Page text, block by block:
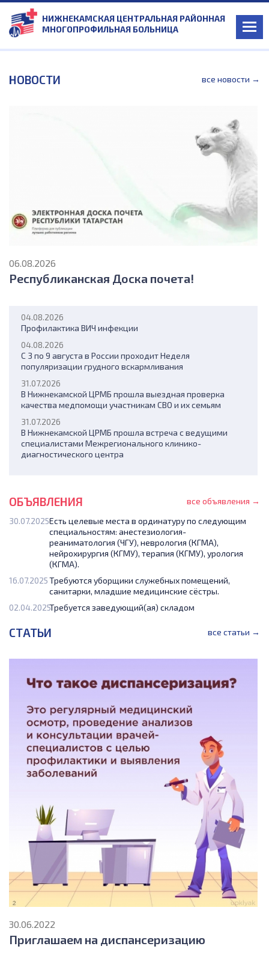
НИЖНЕКАМСКАЯ ЦЕНТРАЛЬНАЯ РАЙОННАЯ
МНОГОПРОФИЛЬНАЯ БОЛЬНИЦА
НОВОСТИ все новости →
06.08.2026
Республиканская Доска почета!
04.08.2026
Профилактика ВИЧ инфекции
04.08.2026
С 3 по 9 августа в России проходит Неделя
популяризации грудного вскармливания
31.07.2026
В Нижнекамской ЦРМБ прошла выездная проверка
качества медпомощи участникам СВО и их семьям
31.07.2026
В Нижнекамской ЦРМБ прошла встреча с ведущими
специалистами Межрегионального клинико-
диагностического центра
ОБЪЯВЛЕНИЯ
все объявления →
30.07.2025Есть целевые места в ординатуру по следующим
специальностям: анестезиология-
реаниматология (ЧГУ), неврология (КГМА),
нейрохирургия (КГМУ), терапия (КГМУ), урология
(КГМА).
16.07.2025Требуются уборщики служебных помещений,
санитарки, младшие медицинские сёстры.
02.04.2025Требуется заведующий(ая) складом
СТАТЬИ все статьи →
30.06.2022
Приглашаем на диспансеризацию